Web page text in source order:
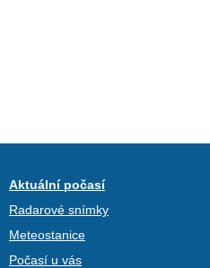
Aktuální počasí
Radarové snímky
Meteostanice
Počasí u vás